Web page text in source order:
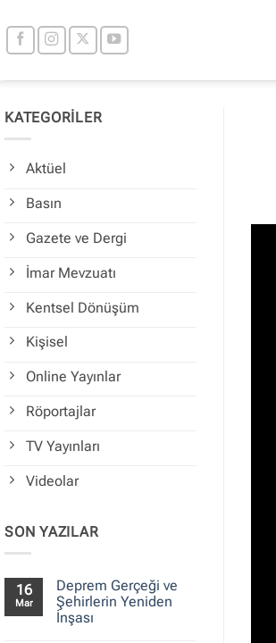
KATEGORİLER
Aktüel
Basın
Gazete ve Dergi
İmar Mevzuatı
Kentsel Dönüşüm
Kişisel
Online Yayınlar
Röportajlar
TV Yayınları
Videolar
SON YAZILAR
16
Mar
Deprem Gerçeği ve
Şehirlerin Yeniden
İnşası